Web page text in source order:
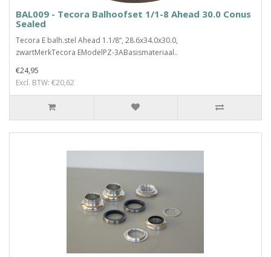
BAL009 - Tecora Balhoofset 1/1-8 Ahead 30.0 Conus
Sealed
Tecora E balh.stel Ahead 1.1/8“, 28.6x34.0x30.0,
zwartMerkTecora EModelPZ-3ABasismateriaal..
€24,95
Excl. BTW: €20,62